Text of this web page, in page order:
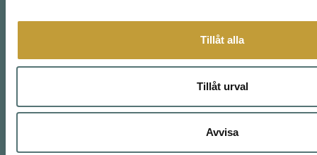
Tillåt alla
Tillåt urval
Avvisa
När du prenumererar på nyhetsbrevet godkänner du också
Snacka snyggts integritetspolicy.